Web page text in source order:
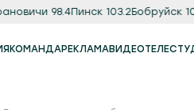
98.4 Пинск 103.2 Бобруйск 103.6
КОМАНДАРЕКЛАМАВИДЕО